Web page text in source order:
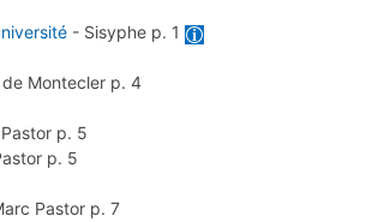
- Sisyphe p. 1
Montecler p. 4
p. 5
p. 5
Pastor p. 7